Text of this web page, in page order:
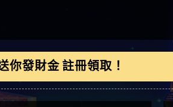
DISS博弈送你發財金 註冊領取！